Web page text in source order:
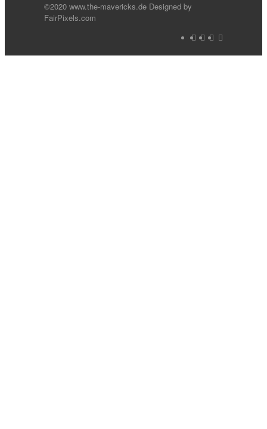
©2020 www.the-mavericks.de Designed by
FairPixels.com